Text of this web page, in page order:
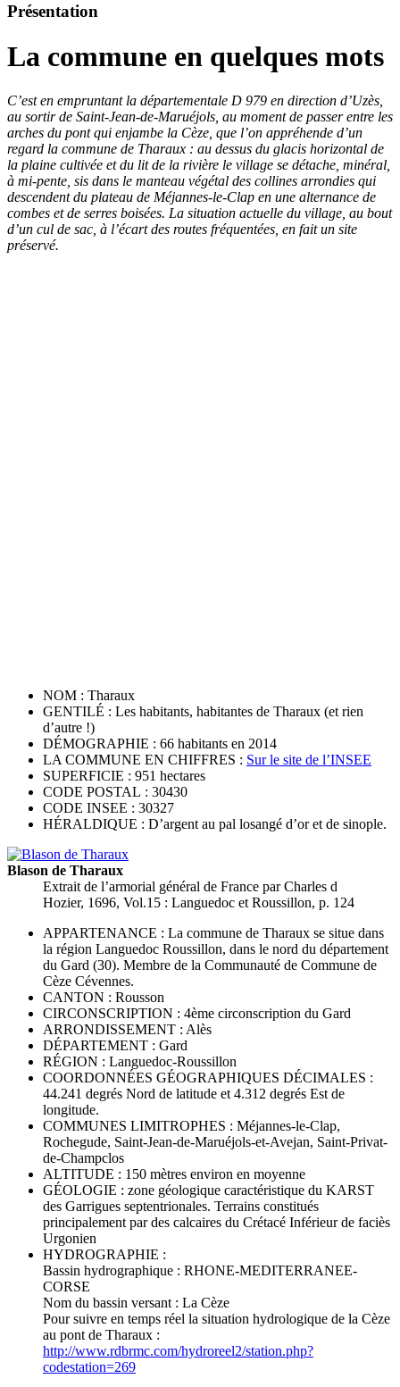
Présentation
La commune en quelques mots
C’est en empruntant la départementale D 979 en direction d’Uzès,
au sortir de Saint-Jean-de-Maruéjols, au moment de passer entre les
arches du pont qui enjambe la Cèze, que l’on appréhende d’un
regard la commune de Tharaux : au dessus du glacis horizontal de
la plaine cultivée et du lit de la rivière le village se détache, minéral,
à mi-pente, sis dans le manteau végétal des collines arrondies qui
descendent du plateau de Méjannes-le-Clap en une alternance de
combes et de serres boisées. La situation actuelle du village, au bout
d’un cul de sac, à l’écart des routes fréquentées, en fait un site
préservé.
NOM : Tharaux
GENTILÉ : Les habitants, habitantes de Tharaux (et rien
d’autre !)
DÉMOGRAPHIE : 66 habitants en 2014
LA COMMUNE EN CHIFFRES : Sur le site de l’INSEE
SUPERFICIE : 951 hectares
CODE POSTAL : 30430
CODE INSEE : 30327
HÉRALDIQUE : D’argent au pal losangé d’or et de sinople.
Blason de Tharaux
Extrait de l’armorial général de France par Charles d
Hozier, 1696, Vol.15 : Languedoc et Roussillon, p. 124
APPARTENANCE : La commune de Tharaux se situe dans
la région Languedoc Roussillon, dans le nord du département
du Gard (30). Membre de la Communauté de Commune de
Cèze Cévennes.
CANTON : Rousson
CIRCONSCRIPTION : 4ème circonscription du Gard
ARRONDISSEMENT : Alès
DÉPARTEMENT : Gard
RÉGION : Languedoc-Roussillon
COORDONNÉES GÉOGRAPHIQUES DÉCIMALES :
44.241 degrés Nord de latitude et 4.312 degrés Est de
longitude.
COMMUNES LIMITROPHES : Méjannes-le-Clap,
Rochegude, Saint-Jean-de-Maruéjols-et-Avejan, Saint-Privat-
de-Champclos
ALTITUDE : 150 mètres environ en moyenne
GÉOLOGIE : zone géologique caractéristique du KARST
des Garrigues septentrionales. Terrains constitués
principalement par des calcaires du Crétacé Inférieur de faciès
Urgonien
HYDROGRAPHIE :
Bassin hydrographique : RHONE-MEDITERRANEE-
CORSE
Nom du bassin versant : La Cèze
Pour suivre en temps réel la situation hydrologique de la Cèze
au pont de Tharaux :
http://www.rdbrmc.com/hydroreel2/station.php?
codestation=269